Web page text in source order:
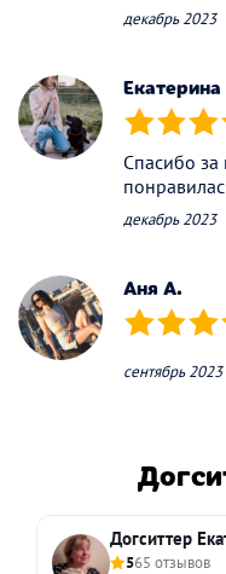
декабрь 2023
Екатерина
(*) (*) (*)
Спасибо за
декабрь 2023
Аня А.
(*) (*) (*)
сентябрь 2023
Догситтер
565 отзывов